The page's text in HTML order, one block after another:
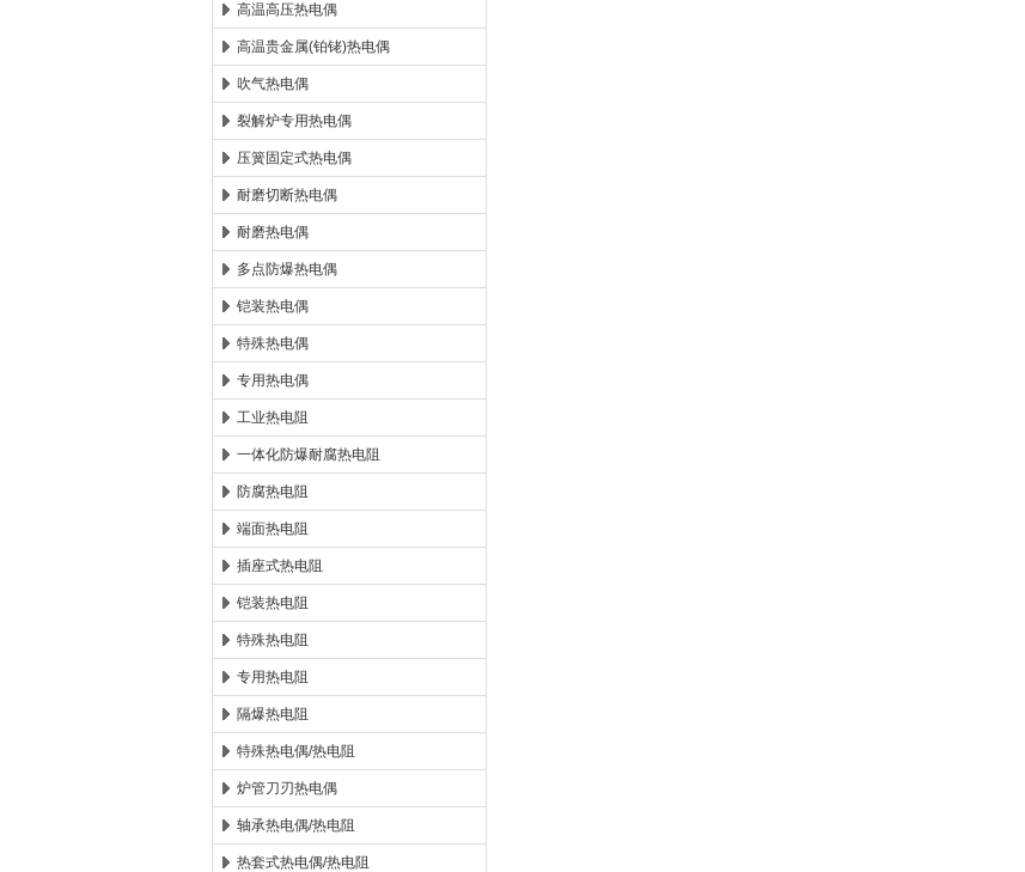
高温高压热电偶
高温贵金属(铂铑)热电偶
吹气热电偶
裂解炉专用热电偶
压簧固定式热电偶
耐磨切断热电偶
耐磨热电偶
多点防爆热电偶
铠装热电偶
特殊热电偶
专用热电偶
工业热电阻
一体化防爆耐腐热电阻
防腐热电阻
端面热电阻
插座式热电阻
铠装热电阻
特殊热电阻
专用热电阻
隔爆热电阻
特殊热电偶/热电阻
炉管刀刃热电偶
轴承热电偶/热电阻
热套式热电偶/热电阻